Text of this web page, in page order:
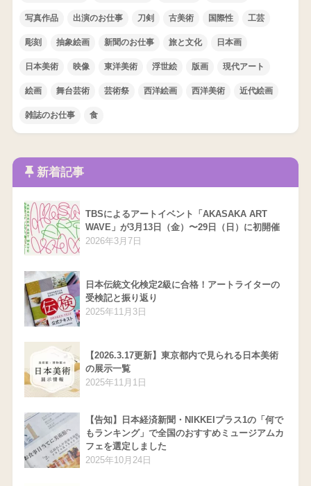
写真作品 出演のお仕事 刀剣 古美術 国際性 工芸
彫刻 抽象絵画 新聞のお仕事 旅と文化 日本画
日本美術 映像 東洋美術 浮世絵 版画 現代アート
絵画 舞台芸術 芸術祭 西洋絵画 西洋美術 近代絵画
雑誌のお仕事 食
新着記事
TBSによるアートイベント「AKASAKA ART
WAVE」が3月13日（金）〜29日（日）に初開催
2026年3月7日
日本伝統文化検定2級に合格！アートライターの
受検記と振り返り
2025年11月3日
【2026.3.17更新】東京都内で見られる日本美術
の展示一覧
2025年11月1日
【告知】日本経済新聞・NIKKEIプラス1の「何で
もランキング」で全国のおすすめミュージアムカ
フェを選定しました
2025年10月24日